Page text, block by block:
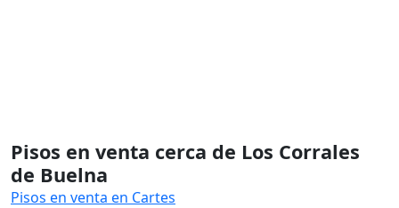
Pisos en venta cerca de Los Corrales
de Buelna
Pisos en venta en Cartes